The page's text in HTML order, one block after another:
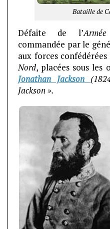
Bataille de
Défaite de l’
commandée par le
aux forces confédérées
Nord, placées sous les
Jonathan Jackson
Jackson ».